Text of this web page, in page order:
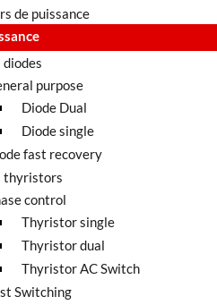
de puissance
purpose
Diode Dual
Diode single
fast recovery
thyristors
control
Thyristor single
Thyristor dual
Thyristor AC Switch
Switching